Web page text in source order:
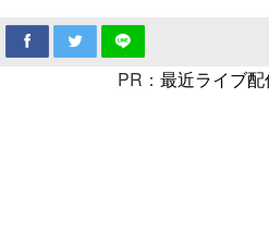
PR： 最近ライブ